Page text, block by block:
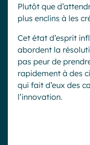
Plutôt que
plus enclins à les
Cet état d’esprit
abordent la
pas peur de
rapidement à des
qui fait d’eux des
l’innovation.